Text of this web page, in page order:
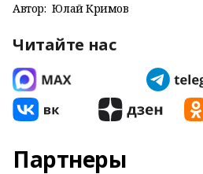
Автор: Юлай Кәримов
Читайте нас
Партнеры